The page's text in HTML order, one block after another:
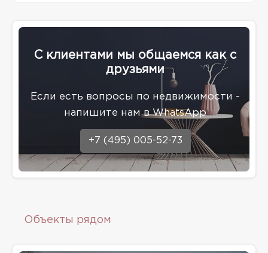
С клиентами мы общаемся как с
друзьями
Eсли есть вопросы по недвижимости -
напишите нам в WhatsApp
+7 (495) 005-52-73
Объекты рядом